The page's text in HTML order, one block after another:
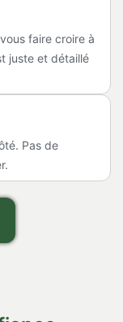
faire croire à
juste et détaillé
Pas de